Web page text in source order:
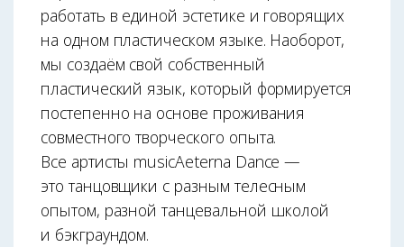
работать в единой эстетике и говорящих
на одном пластическом языке. Наоборот,
мы создаём свой собственный
пластический язык, который формируется
постепенно на основе проживания
совместного творческого опыта.
Все артисты musicAeterna Dance —
это танцовщики с разным телесным
опытом, разной танцевальной школой
и бэкграундом.